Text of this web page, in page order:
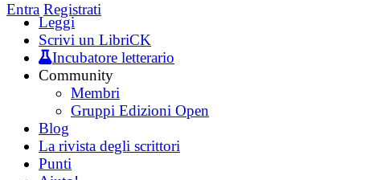
Entra Registrati
Leggi
Scrivi un LibriCK
Incubatore letterario
Community
Membri
Gruppi Edizioni Open
Blog
La rivista degli scrittori
Punti